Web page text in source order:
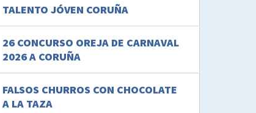
TALENTO JÓVEN CORUÑA
26 CONCURSO OREJA DE CARNAVAL
2026 A CORUÑA
FALSOS CHURROS CON CHOCOLATE
A LA TAZA